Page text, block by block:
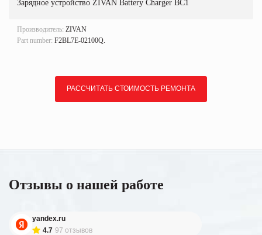
Зарядное устройство ZIVAN Battery Charger BC1
Производитель: ZIVAN
Part number: F2BL7E-02100Q.
РАССЧИТАТЬ СТОИМОСТЬ РЕМОНТА
Отзывы о нашей работе
yandex.ru
4.7 97 отзывов